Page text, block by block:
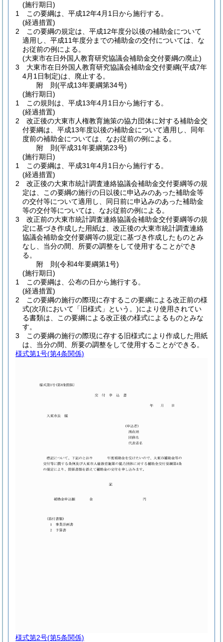
(施行期日)
1
この要綱は、平成12年4月1日から施行する。
(経過措置)
2
この要綱の規定は、平成12年度分以後の補助金について
適用し、平成11年度分までの補助金の交付については、な
お従前の例による。
(大東市在日外国人教育研究協議会補助金交付要綱の廃止)
3
大東市在日外国人教育研究協議会補助金交付要綱(平成7年
4月1日制定)は、廃止する。
附 則(平成13年要綱第34号)
(施行期日)
1
この規則は、平成13年4月1日から施行する。
(経過措置)
2
改正後の大東市人権教育施策の協力団体に対する補助金交
付要綱は、平成13年度以後の補助金について適用し、同年
度前の補助金については、なお従前の例による。
附 則(平成31年要綱第23号)
(施行期日)
1
この要綱は、平成31年4月1日から施行する。
(経過措置)
2
改正後の大東市統計調査連絡協議会補助金交付要綱等の規
定は、この要綱の施行の日以後に申込みのあった補助金等
の交付等について適用し、同日前に申込みのあった補助金
等の交付等については、なお従前の例による。
3
改正前の大東市統計調査連絡協議会補助金交付要綱等の規
定に基づき作成した用紙は、改正後の大東市統計調査連絡
協議会補助金交付要綱等の規定に基づき作成したものとみ
なし、当分の間、所要の調整をして使用することができ
る。
附 則(令和4年要綱第1号)
(施行期日)
1
この要綱は、公布の日から施行する。
(経過措置)
2
この要綱の施行の際現に存するこの要綱による改正前の様
式(次項において「旧様式」という。)により使用されてい
る書類は、この要綱による改正後の様式によるものとみな
す。
3
この要綱の施行の際現に存する旧様式により作成した用紙
は、当分の間、所要の調整をして使用することができる。
様式第1号(第4条関係)
様式第2号(第5条関係)